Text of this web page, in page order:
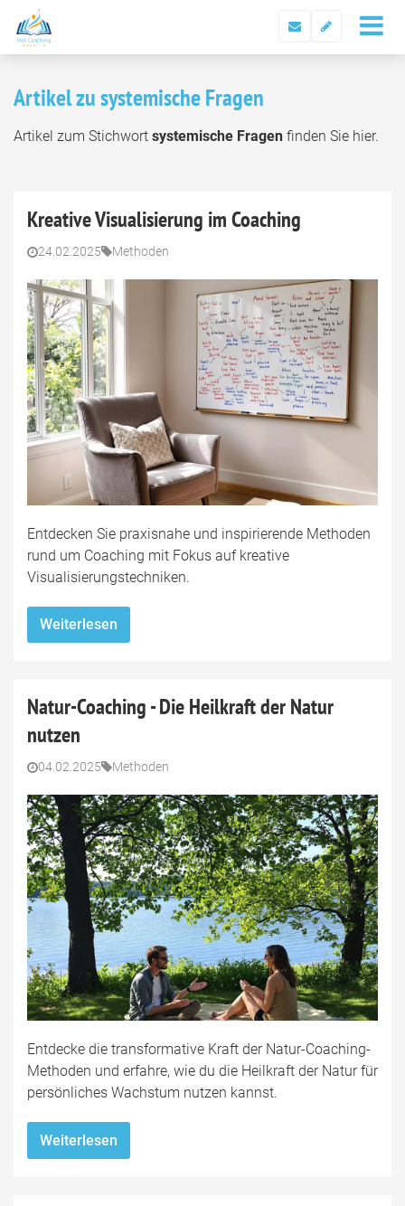
Artikel zu systemische Fragen
Artikel zum Stichwort systemische Fragen finden Sie hier.
Kreative Visualisierung im Coaching
24.02.2025 Methoden
Entdecken Sie praxisnahe und inspirierende Methoden
rund um Coaching mit Fokus auf kreative
Visualisierungstechniken.
Weiterlesen
Natur-Coaching - Die Heilkraft der Natur
nutzen
04.02.2025 Methoden
Entdecke die transformative Kraft der Natur-Coaching-
Methoden und erfahre, wie du die Heilkraft der Natur für
persönliches Wachstum nutzen kannst.
Weiterlesen